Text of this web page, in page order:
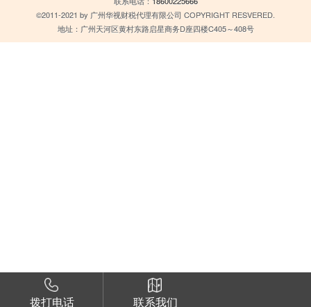
©2011-2021 by 广州华视财税代理有限公司 COPYRIGHT RESVERED.
地址：广州天河区黄村东路启星商务D座四楼C405～408号
拨打电话 联系我们